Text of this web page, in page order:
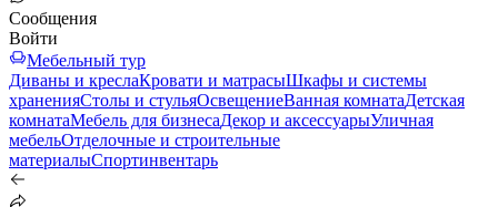
Сообщения
Войти
Мебельный тур
Диваны и креслаКровати и матрасыШкафы и системы
храненияСтолы и стульяОсвещениеВанная комнатаДетская
комнатаМебель для бизнесаДекор и аксессуарыУличная
мебельОтделочные и строительные
материалыСпортинвентарь